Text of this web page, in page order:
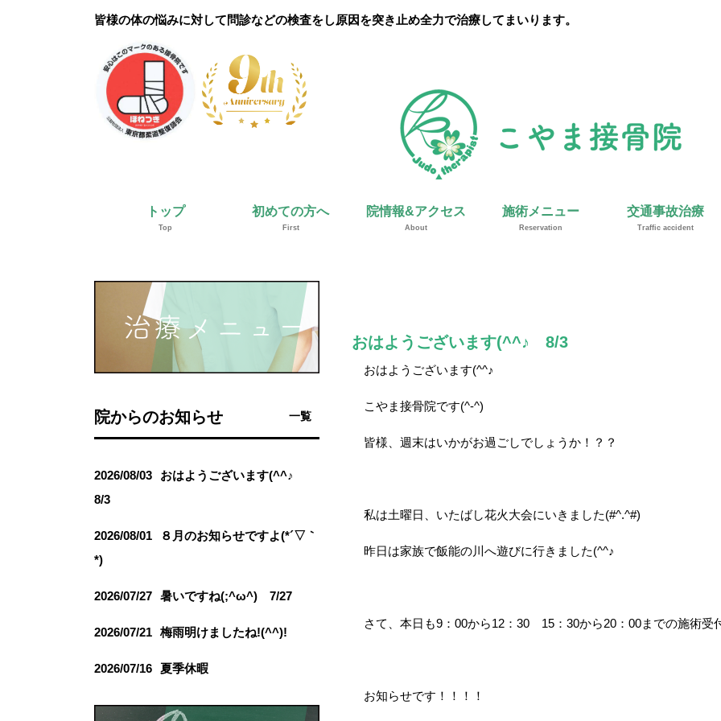
皆様の体の悩みに対して問診などの検査をし原因を突き止め全力で治療してまいります。
トップ
Top
初めての方へ
First
院情報&アクセス
About
施術メニュー
Reservation
交通事故治療
Traffic accident
おはようございます(^^♪ 8/3
おはようございます(^^♪
こやま接骨院です(^-^)
皆様、週末はいかがお過ごしでしょうか！？？
私は土曜日、いたばし花火大会にいきました(#^.^#)
昨日は家族で飯能の川へ遊びに行きました(^^♪
さて、本日も9：00から12：30 15：30から20：00までの施術受
お知らせです！！！！
院からのお知らせ 一覧
2026/08/03
おはようございます(^^♪
8/3
2026/08/01
８月のお知らせですよ(*´▽｀
*)
2026/07/27 暑いですね(;^ω^) 7/27
2026/07/21 梅雨明けましたね!(^^)!
2026/07/16 夏季休暇